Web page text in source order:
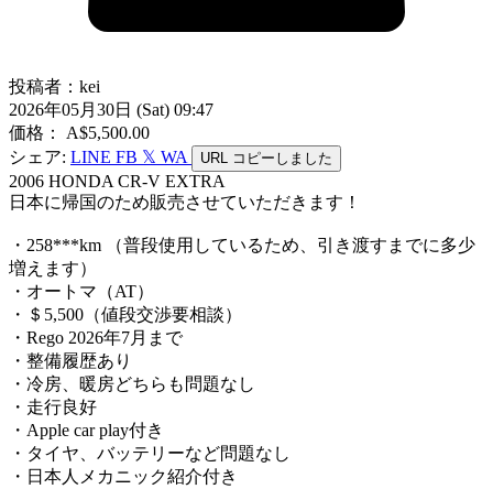
投稿者：kei
2026年05月30日 (Sat) 09:47
価格： A$5,500.00
シェア: LINE FB 𝕏 WA URL コピーしました
2006 HONDA CR-V EXTRA
日本に帰国のため販売させていただきます！
・258***km （普段使用しているため、引き渡すまでに多少
増えます）
・オートマ（AT）
・＄5,500（値段交渉要相談）
・Rego 2026年7月まで
・整備履歴あり
・冷房、暖房どちらも問題なし
・走行良好
・Apple car play付き
・タイヤ、バッテリーなど問題なし
・日本人メカニック紹介付き